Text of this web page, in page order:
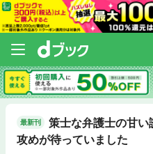
最新刊
策士な弁護士の甘い
攻めが待っていました